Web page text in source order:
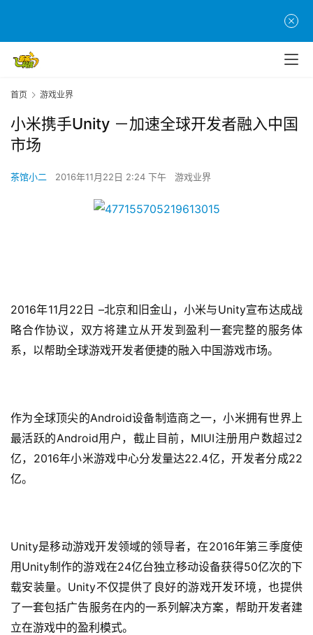
首页 游戏业界
小米携手Unity －加速全球开发者融入中国
市场
茶馆小二 2016年11月22日 2:24 下午 游戏业界
2016年11月 22 日 –北京和旧金山，小米与Unity宣布达成战
略合作协议，双方将建立从开发到盈利一套完整的服务体
系，以帮助全球游戏开发者便捷的融入中国游戏市场。
作为全球顶尖的Android设备制造商之一，小米拥有世界上
最活跃的Android用户，截止目前， MIUI注册用户数超过2
亿， 2016年小米游戏中心分发量达22.4亿，开发者分成22
亿。
Unity是移动游戏开发领域的领导者，在2016年第三季度使
用 Unity制作的游戏在24亿台独立移动设备获得50亿次的下
载安装量。 Unity不仅提供了良好的游戏开发环境，也提供
了一套包括广告服务在内的一系列解决方案，帮助开发者建
立在游戏中的盈利模式。